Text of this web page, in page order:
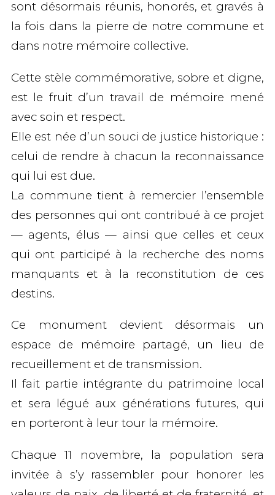
sont désormais réunis, honorés, et gravés à
la fois dans la pierre de notre commune et
dans notre mémoire collective.
Cette stèle commémorative, sobre et digne,
est le fruit d’untravail de mémoire mené
avec soin et respect.
Elle est née d’un souci de justice historique :
celui de rendre à chacun la reconnaissance
qui lui est due.
La commune tient à remercier l’ensemble
des personnes qui ont contribué à ce projet
— agents, élus — ainsi que celles et ceux
qui ont participé à la recherche des noms
manquants et à la reconstitution de ces
destins.
Ce monument devient désormais un
espace de mémoire partagé, un lieu de
recueillement et de transmission.
Il fait partie intégrante du patrimoine local
et sera légué aux générations futures, qui
en porteront à leur tour la mémoire.
Chaque 11 novembre, la population sera
invitée à s’y rassembler pour
honorer les